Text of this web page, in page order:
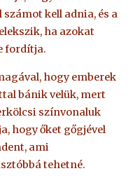
kell adnia, és a
ha azokat
fordítja.
hogy emberek
bánik velük, mert
színvonaluk
hogy őket gőgjével
ami
tehetné.